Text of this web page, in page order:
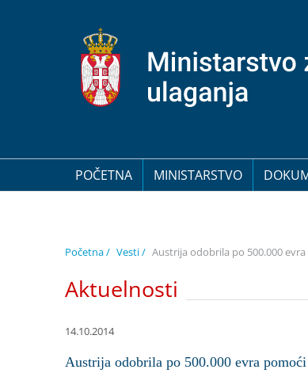
POČETNA MINISTARSTVO
Početna / Vesti / Austrija odobrila po 500.000
Aktuelnosti
14.10.2014
Austrija odobrila po 500.000 evra